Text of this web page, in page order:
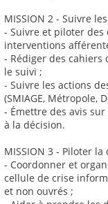
MISSION 2 - Suivre
- Suivre et piloter des
interventions
- Rédiger des cahiers
le suivi ;
- Suivre les actions
(SMIAGE, Métropole,
- Émettre des avis
à la décision.
MISSION 3 - Piloter
- Coordonner et
cellule de crise
et non ouvrés ;